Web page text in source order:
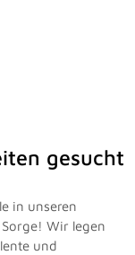
gesucht
in unseren
Wir legen
und